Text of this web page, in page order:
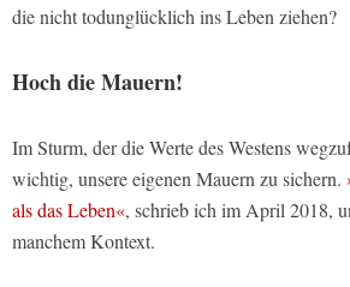
die nicht todunglücklich ins Leben ziehen?
Hoch die Mauern!
Im Sturm, der die Werte des Westens
wichtig, unsere eigenen Mauern zu sichern.
als das Leben«, schrieb ich im April 2018,
manchem Kontext.